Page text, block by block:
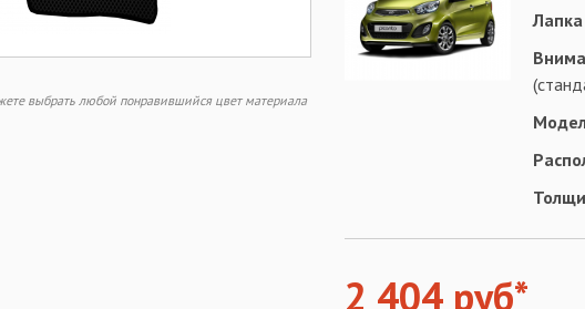
выбрать любой понравившийся цвет материала
2 404 руб*